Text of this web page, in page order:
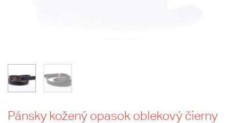
Pánsky kožený opasok oblekový čierny